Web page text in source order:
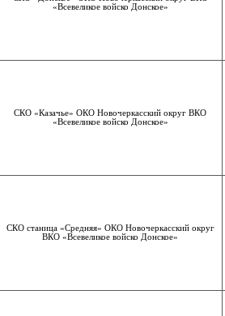
«Всевеликое войско Донское»
СКО «Казачье» ОКО Новочеркасский округ ВКО
«Всевеликое войско Донское»
СКО станица «Средняя» ОКО Новочеркасский округ
ВКО «Всевеликое войско Донское»